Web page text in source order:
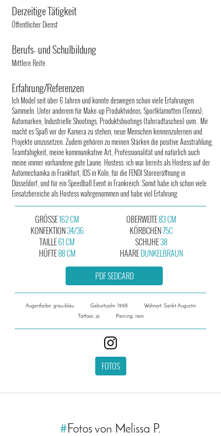
Derzeitige Tätigkeit
Öffentlicher Dienst
Berufs- und Schulbildung
Mittlere Reife
Erfahrung/Referenzen
Ich Model seit über 6 Jahren und konnte deswegen schon viele Erfahrungen
Sammeln. Unter anderem für Make-up Produktvideos, Sportklamotten (Tennis),
Automarken, Industrielle Shootings, Produktshootings (fahrradtaschen) uvm.. Mir
macht es Spaß vor der Kamera zu stehen, neue Menschen kennenzulernen und
Projekte umzusetzen. Zudem gehören zu meinen Stärken die positive Ausstrahlung,
Teamfähigkeit, meine kommunikative Art, Professionalität und natürlich auch
meine immer vorhandene gute Laune. Hostess: ich war bereits als Hostess auf der
Automechanika in Frankfurt, IDS in Köln, für die FENDI Storeeröffnung in
Düsseldorf, und für ein Speedball Event in Frankreich. Somit habe ich schon viele
Einsatzbereiche als Hostess wahrgenommen und habe viel Erfahrung.
GRÖSSE162 CM
KONFEKTION34/36
OBERWEITE83 CM
KÖRBCHEN75C
TAILLE61 CM
HÜFTE88 CM
SCHUHE38
HAAREDUNKELBRAUN
PDF SEDCARD
Augenfarbe: grau-blau Geburtsjahr: 1998
Wohnort: Sankt Augustin
Tattoos: ja
Piercing: nein
FOTOS
#Fotos von Melissa P.